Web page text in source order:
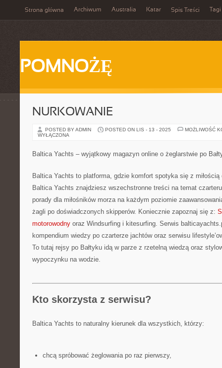
Strona główna Archiwum Australia Katar Spis Treści Tagi
POMNOŻĘ
NURKOWANIE
POSTED BY ADMIN POSTED ON LIS - 13 - 2025
MOŻLIWOŚĆ
WYŁĄCZONA
Baltica Yachts – wyjątkowy magazyn online o żeglarstwie po
Baltica Yachts to platforma, gdzie komfort spotyka się z
Baltica Yachts znajdziesz wszechstronne treści na temat
porady dla miłośników morza na każdym poziomie
żagli po doświadczonych skipperów. Koniecznie zapoznaj się z:
motorowodny oraz Windsurfing i kitesurfing. Serwis
kompendium wiedzy po czarterze jachtów oraz serwisu
To tutaj rejsy po Bałtyku idą w parze z rzetelną wiedzą oraz
wypoczynku na wodzie.
Kto skorzysta z serwisu?
Baltica Yachts to naturalny kierunek dla wszystkich, którzy:
chcą spróbować żeglowania po raz pierwszy,